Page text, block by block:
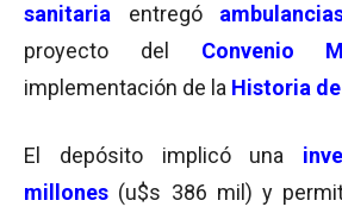
sanitaria
entregó
proyecto del Convenio
implementación de la Historia
El depósito implicó una
millones (u$s 386 mil) y